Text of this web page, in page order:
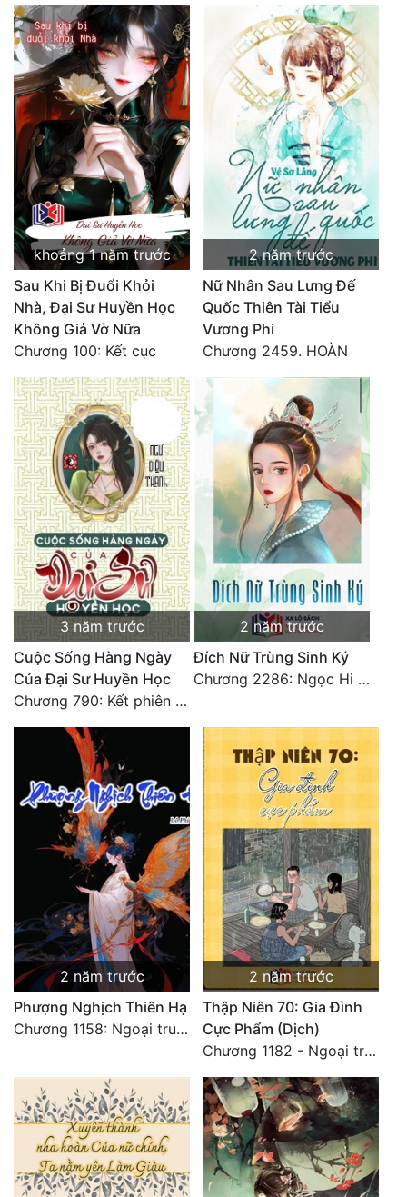
khoảng 1 năm trước
Sau Khi Bị Đuổi Khỏi
Nhà, Đại Sư Huyền Học
Không Giả Vờ Nữa
Chương 100: Kết cục
2 năm trước
Nữ Nhân Sau Lưng Đế
Quốc Thiên Tài Tiểu
Vương Phi
Chương 2459. HOÀN
3 năm trước
Cuộc Sống Hàng Ngày
Của Đại Sư Huyền Học
Chương 790: Kết phiên ngoại
2 năm trước
Đích Nữ Trùng Sinh Ký
Chương 2286: Ngọc Hi phiên ngoại (40)
2 năm trước
Phượng Nghịch Thiên Hạ
Chương 1158: Ngoại truyện 1 - Vạn Thú Vô Cương 3
2 năm trước
Thập Niên 70: Gia Đình
Cực Phẩm (Dịch)
Chương 1182 - Ngoại truyện 4